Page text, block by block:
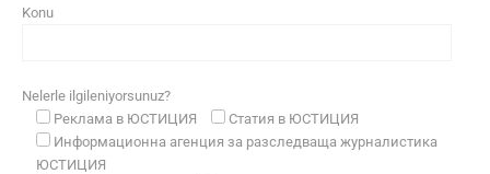
Konu
Nelerle ilgileniyorsunuz?
Реклама в ЮСТИЦИЯ
Статия в ЮСТИЦИЯ
Информационна агенция за разследваща журналистика
ЮСТИЦИЯ